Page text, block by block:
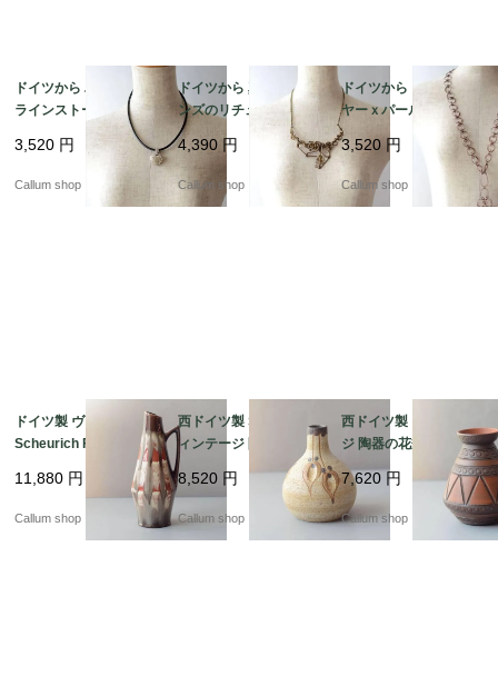
ドイツから ハート型の
ラインストーンチャー
ム ペンダント コスチュ
ームジュエリー アクセ
サリー アンティーク_2
3,520 円
Callum shop
ドイツから 真鍮orブロ
ンズのリチュアルなペ
ンダント コスチューム
ジュエリー アクセサリ
ー アンティーク_2607
27 ia0042
4,390円
Callum shop
ドイツから コパーワイ
ヤーｘパールビーズの
ペンダント 銅線 コスチ
ュームジュエリー アク
セサリー アンティーク
_260727 ia0041
3,520 円
Callum shop
ドイツ製 ヴィンテージ
Scheurich Fat Lava Va
se 花瓶 花器 ファット
ラバー ミッドセンチュ
リー期 フラワーベース
アンティーク_ig4991
11,880 円
Callum shop
西ドイツ製 Sgrafo ヴ
ィンテージ 陶器の花瓶
Art pottery Peter Mull
er スグラフォ 花器 一
輪挿し ミッドセンチュ
リー期 フラワーベース
8,520 円
Callum shop
西ドイツ製 ヴィンテー
ジ 陶器の花瓶 Art pott
ery 花器 一輪挿し ミッ
ドセンチュリー期 フラ
ワーベース_ig4989
7,620 円
Callum shop